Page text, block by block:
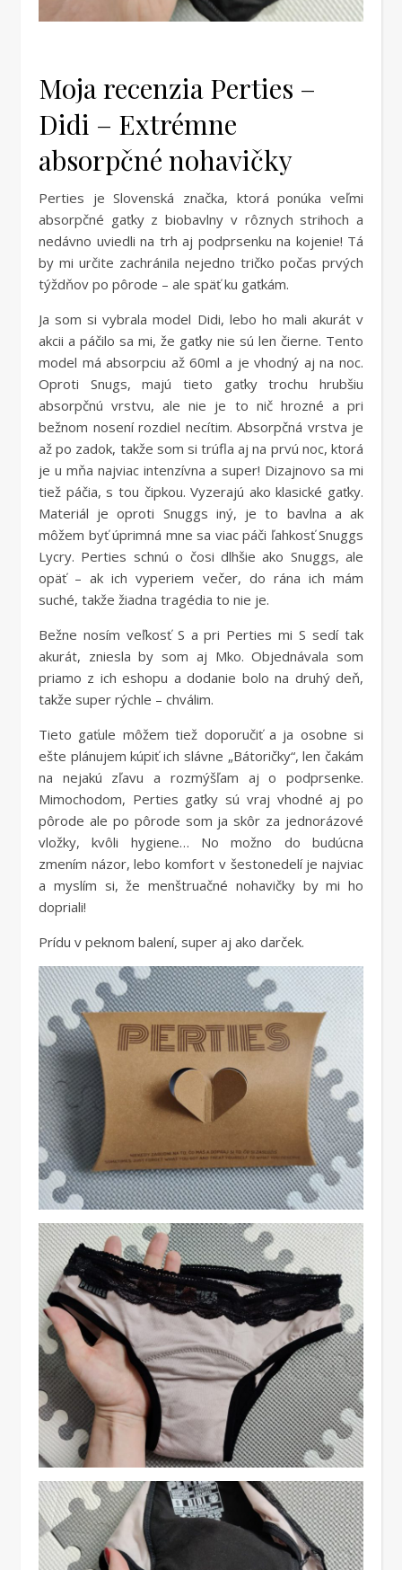
Moja recenzia Perties –
Didi – Extrémne
absorpčné nohavičky
Perties je Slovenská značka, ktorá ponúka veľmi
absorpčné gaťky z biobavlny v rôznych strihoch a
nedávno uviedli na trh aj podprsenku na kojenie! Tá
by mi určite zachránila nejedno tričko počas prvých
týždňov po pôrode – ale späť ku gaťkám.
Ja som si vybrala model Didi, lebo ho mali akurát v
akcii a páčilo sa mi, že gaťky nie sú len čierne. Tento
model má absorpciu až 60ml a je vhodný aj na noc.
Oproti Snugs, majú tieto gaťky trochu hrubšiu
absorpčnú vrstvu, ale nie je to nič hrozné a pri
bežnom nosení rozdiel necítim. Absorpčná vrstva je
až po zadok, takže som si trúfla aj na prvú noc, ktorá
je u mňa najviac intenzívna a super! Dizajnovo sa mi
tiež páčia, s tou čipkou. Vyzerajú ako klasické gaťky.
Materiál je oproti Snuggs iný, je to bavlna a ak
môžem byť úprimná mne sa viac páči ľahkosť Snuggs
Lycry. Perties schnú o čosi dlhšie ako Snuggs, ale
opäť – ak ich vyperiem večer, do rána ich mám
suché, takže žiadna tragédia to nie je.
Bežne nosím veľkosť S a pri Perties mi S sedí tak
akurát, zniesla by som aj Mko. Objednávala som
priamo z ich eshopu a dodanie bolo na druhý deň,
takže super rýchle – chválim.
Tieto gaťule môžem tiež doporučiť a ja osobne si
ešte plánujem kúpiť ich slávne „Bátoričky“, len čakám
na nejakú zľavu a rozmýšľam aj o podprsenke.
Mimochodom, Perties gaťky sú vraj vhodné aj po
pôrode ale po pôrode som ja skôr za jednorázové
vložky, kvôli hygiene… No možno do budúcna
zmením názor, lebo komfort v šestonedelí je najviac
a myslím si, že menštruačné nohavičky by mi ho
dopriali!
Prídu v peknom balení, super aj ako darček.